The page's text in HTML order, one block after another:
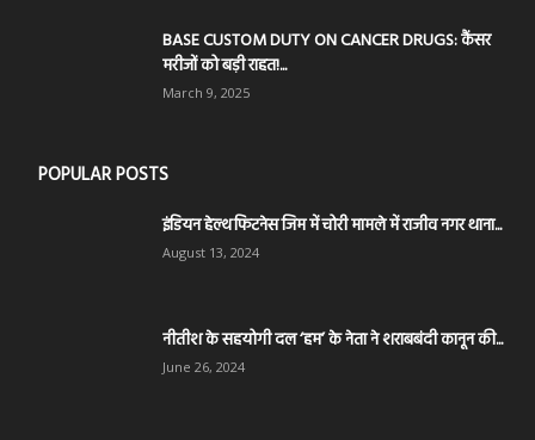
BASE CUSTOM DUTY ON CANCER DRUGS: कैंसर
मरीजों को बड़ी राहत!...
March 9, 2025
POPULAR POSTS
इंडियन हेल्थ फिटनेस जिम में चोरी मामले में राजीव नगर थाना...
August 13, 2024
नीतीश के सहयोगी दल ‘हम’ के नेता ने शराबबंदी कानून की...
June 26, 2024